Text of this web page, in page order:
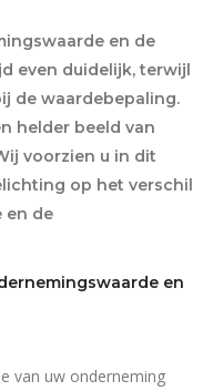
en de
even duidelijk, terwijl
de waardebepaling.
helder beeld van
voorzien u in dit
op het verschil
en de
en
van uw onderneming